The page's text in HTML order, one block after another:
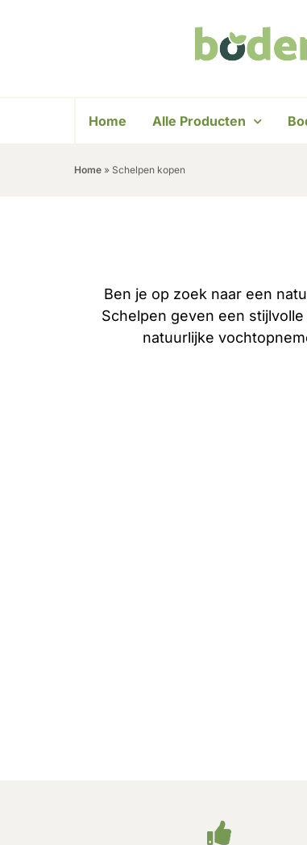
Home Alle Producten
Home » Schelpen kopen
Ben je op zoek naar een
Schelpen geven een
natuurlijke